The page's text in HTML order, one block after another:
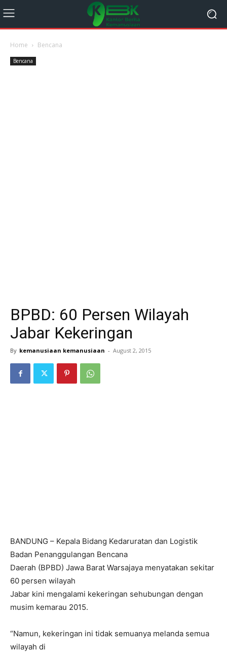
Home Bencana
Bencana
BPBD: 60 Persen Wilayah
Jabar Kekeringan
By kemanusiaan kemanusiaan - August 2, 2015
BANDUNG – Kepala Bidang Kedaruratan dan Logistik
Badan Penanggulangan Bencana
Daerah (BPBD) Jawa Barat Warsajaya menyatakan sekitar
60 persen wilayah
Jabar kini mengalami kekeringan sehubungan dengan
musim kemarau 2015.
“Namun, kekeringan ini tidak semuanya melanda semua
wilayah di